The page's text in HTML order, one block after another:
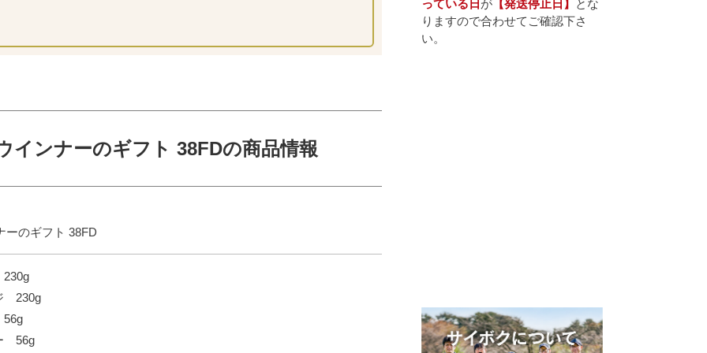
っている日 が 【発送停止日】
とな
りますので合わせてご確認下さ
い。
インナーのギフト 38FDの商品情報
ーのギフト 38FD
230g
56g